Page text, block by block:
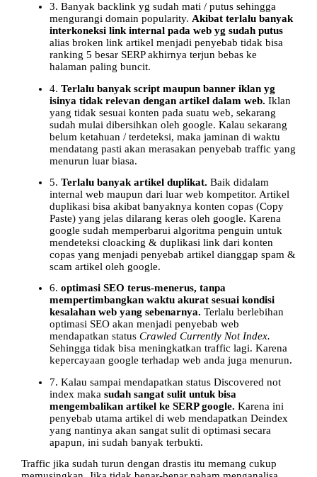
3. Banyak backlink yg sudah mati / putus sehingga
mengurangi domain popularity. Akibat terlalu banyak
interkoneksi link internal pada web yg sudah putus
alias broken link artikel menjadi penyebab tidak bisa
ranking 5 besar SERP akhirnya terjun bebas ke
halaman paling buncit.
4. Terlalu banyak script maupun banner iklan yg
isinya tidak relevan dengan artikel dalam web. Iklan
yang tidak sesuai konten pada suatu web, sekarang
sudah mulai dibersihkan oleh google. Kalau sekarang
belum ketahuan / terdeteksi, maka jaminan di waktu
mendatang pasti akan merasakan penyebab traffic yang
menurun luar biasa.
5. Terlalu banyak artikel duplikat. Baik didalam
internal web maupun dari luar web kompetitor. Artikel
duplikasi bisa akibat banyaknya konten copas (Copy
Paste) yang jelas dilarang keras oleh google. Karena
google sudah memperbarui algoritma penguin untuk
mendeteksi cloacking & duplikasi link dari konten
copas yang menjadi penyebab artikel dianggap spam &
scam artikel oleh google.
6. optimasi SEO terus-menerus, tanpa
mempertimbangkan waktu akurat sesuai kondisi
kesalahan web yang sebenarnya. Terlalu berlebihan
optimasi SEO akan menjadi penyebab web
mendapatkan status Crawled Currently Not Index.
Sehingga tidak bisa meningkatkan traffic lagi. Karena
kepercayaan google terhadap web anda juga menurun.
7. Kalau sampai mendapatkan status Discovered not
index maka sudah sangat sulit untuk bisa
mengembalikan artikel ke SERP google. Karena ini
penyebab utama artikel di web mendapatkan Deindex
yang nantinya akan sangat sulit di optimasi secara
apapun, ini sudah banyak terbukti.
Traffic jika sudah turun dengan drastis itu memang cukup